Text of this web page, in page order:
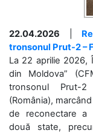
22.04.2026
tronsonul Prut-2 –
La 22 aprilie 2026,
din Moldova”
tronsonul Prut-
(România),
de reconectare a
două state,